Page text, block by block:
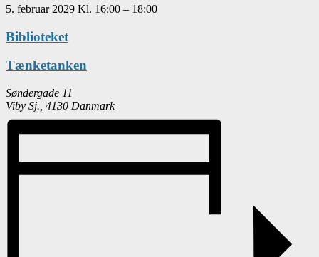
5. februar 2029 Kl. 16:00 – 18:00
Biblioteket
Tænketanken
Søndergade 11
Viby Sj. 4130 Danmark